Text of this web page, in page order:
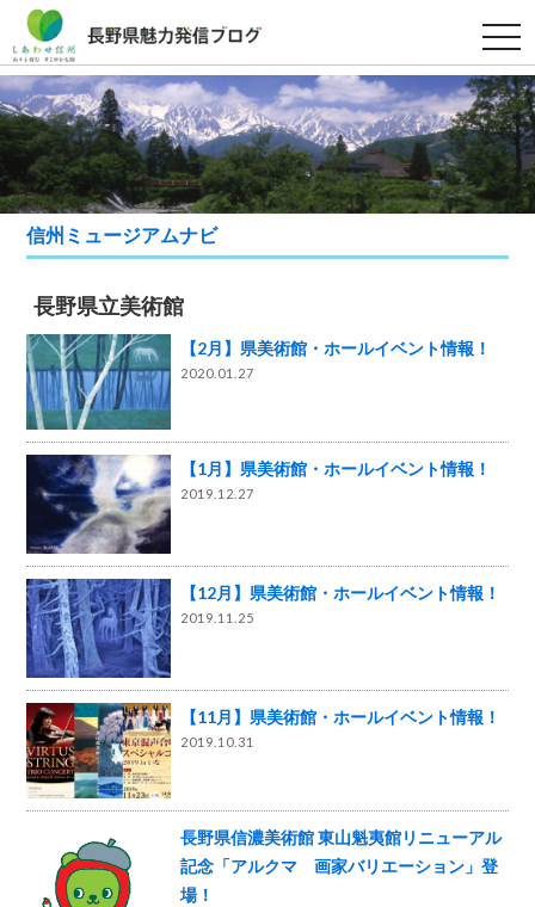
t
o
g
g
l
e
n
a
v
g
i
信州ミュージアムナビ
長野県立美術館
【2月】県美術館・ホールイベント情報！
2020.01.27
【1月】県美術館・ホールイベント情報！
2019.12.27
【12月】県美術館・ホールイベント情報！
2019.11.25
【11月】県美術館・ホールイベント情報！
2019.10.31
長野県信濃美術館 東山魁夷館リニューアル
記念「アルクマ 画家バリエーション」登
場！